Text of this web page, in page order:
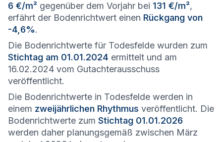
6 €/m² gegenüber dem Vorjahr bei 131 €/m²,
erfährt der Bodenrichtwert einen Rückgang von
-4,6%.
Die Bodenrichtwerte für Todesfelde wurden zum
Stichtag am 01.01.2024 ermittelt und am
16.02.2024 vom Gutachterausschuss
veröffentlicht.
Die Bodenrichtwerte in Todesfelde werden in
einem zweijährlichen Rhythmus veröffentlicht. Die
Bodenrichtwerte zum Stichtag 01.01.2026
werden daher planungsgemäß zwischen März